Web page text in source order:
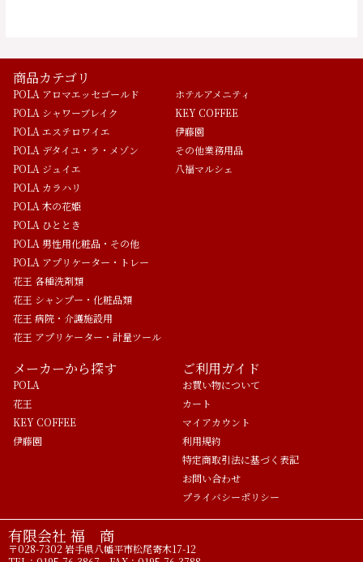
商品カテゴリ
POLA アロマエッセゴールド
POLA シャワーブレイク
POLA エステロワイエ
POLA デタイユ・ラ・メゾン
POLA ジュイエ
POLA カラハリ
POLA 木の花姫
POLA ひととき
POLA 男性用化粧品・その他
POLA アプリケーター・トレー
花王 各種洗剤類
花王 シャンプー・化粧品類
花王 病院・介護施設用
花王 アプリケーター・計量ツール
ホテルアメニティ
KEY COFFEE
伊藤園
その他業務用品
八福マルシェ
メーカーから探す
POLA
花王
KEY COFFEE
伊藤園
ご利用ガイド
お買い物について
カート
マイアカウント
利用規約
特定商取引法に基づく表記
お問い合わせ
プライバシーポリシー
有限会社 福 商
〒028-7302 岩手県八幡平市松尾寄木17-12